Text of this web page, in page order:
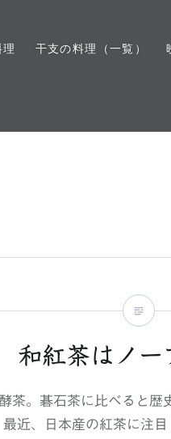
干支の料理（一覧）
和紅茶はノー
茶。碁石茶に比べると歴
近、日本産の紅茶に注目